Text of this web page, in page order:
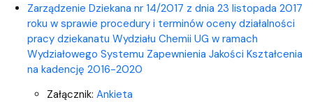
Zarządzenie Dziekana nr 14/2017 z dnia 23 listopada 2017
roku w sprawie procedury i terminów oceny działalności
pracy dziekanatu Wydziału Chemii UG w ramach
Wydziałowego Systemu Zapewnienia Jakości Kształcenia
na kadencję 2016-2020
Załącznik: Ankieta